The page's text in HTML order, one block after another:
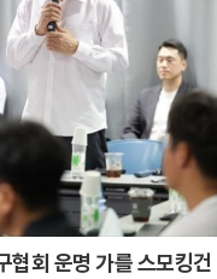
협회 운명 가를 스모킹건